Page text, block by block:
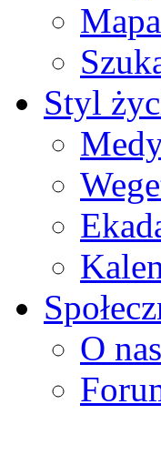
Styl
O nas